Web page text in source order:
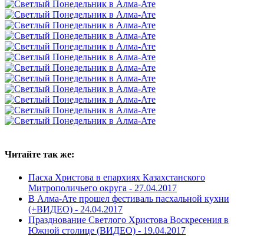
Читайте так же:
Пасха Христова в епархиях Казахстанского
Митрополичьего округа - 27.04.2017
В Алма-Ате прошел фестиваль пасхальной кухни
(+ВИДЕО) - 24.04.2017
Празднование Светлого Христова Воскресения в
Южной столице (ВИДЕО) - 19.04.2017